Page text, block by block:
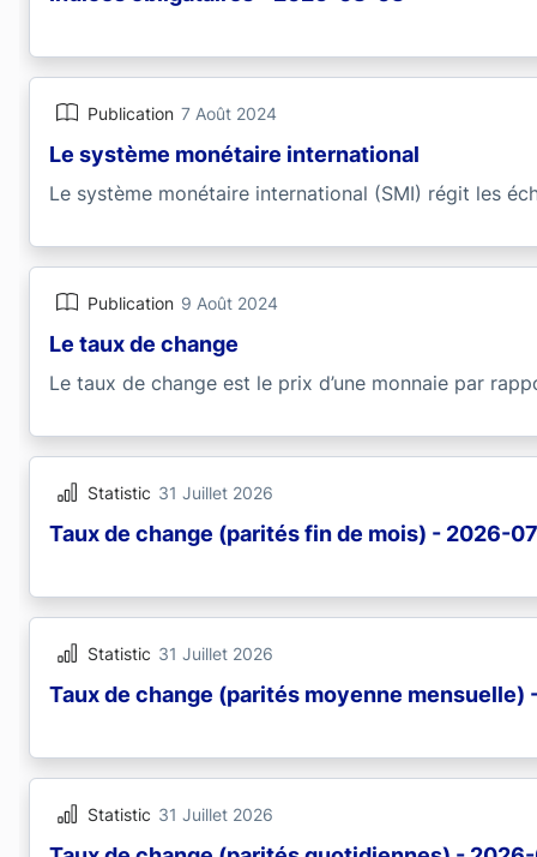
Publication 7 Août 2024
Le système monétaire international
Le système monétaire international (SMI) régit les
Publication 9 Août 2024
Le taux de change
Le taux de change est le prix d’une monnaie par
Statistic 31 Juillet 2026
Taux de change (parités fin de mois) - 2026-07
Statistic 31 Juillet 2026
Taux de change (parités moyenne mensuelle)
Statistic 31 Juillet 2026